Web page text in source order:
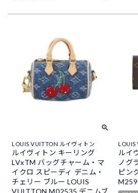
LOUIS VUITTON ルイヴィトン
ルイヴィトン キーリング
LVxTM バッグチャーム・マ
イクロ スピーディ デニム・
チェリー ブルー LOUIS
VUITTON M02535 デニムブ
LOUIS
ルイ
ノグ
ピン